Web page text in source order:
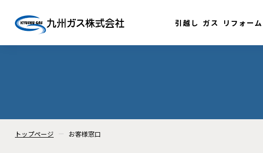
引越し ガス リフォーム
トップページ お客様窓口